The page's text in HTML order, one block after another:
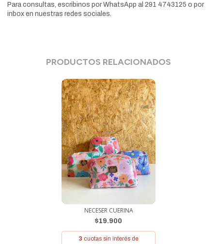
Para consultas, escribinos por WhatsApp al 291 4743125 o por
inbox en nuestras redes sociales.
PRODUCTOS RELACIONADOS
NECESER CUERINA
$19.900
3 cuotas sin interés de